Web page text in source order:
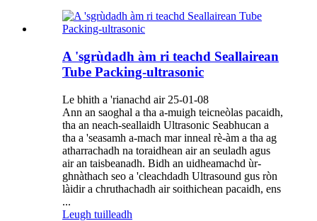
A 'sgrùdadh àm ri teachd Seallairean
Tube Packing-ultrasonic
Le bhith a 'rianachd air 25-01-08
Ann an saoghal a tha a-muigh teicneòlas pacaidh,
tha an neach-seallaidh Ultrasonic Seabhucan a
tha a 'seasamh a-mach mar inneal rè-àm a tha ag
atharrachadh na toraidhean air an seuladh agus
air an taisbeanadh. Bidh an uidheamachd ùr-
ghnàthach seo a 'cleachdadh Ultrasound gus ròn
làidir a chruthachadh air soithichean pacaidh, ens
...
Leugh tuilleadh